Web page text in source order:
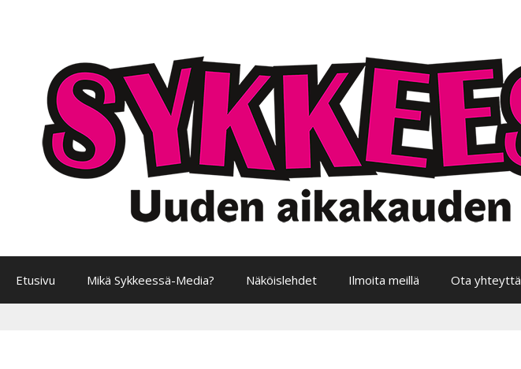
Etusivu Mikä Sykkeessä-Media? Näköislehdet Ilmoita meillä Ota yhteyttä